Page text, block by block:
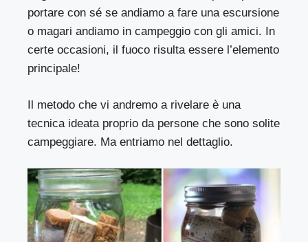
portare con sé se andiamo a fare una escursione
o magari andiamo in campeggio con gli amici. In
certe occasioni, il fuoco risulta essere l’elemento
principale!
Il metodo che vi andremo a rivelare è una
tecnica ideata proprio da persone che sono solite
campeggiare. Ma entriamo nel dettaglio.